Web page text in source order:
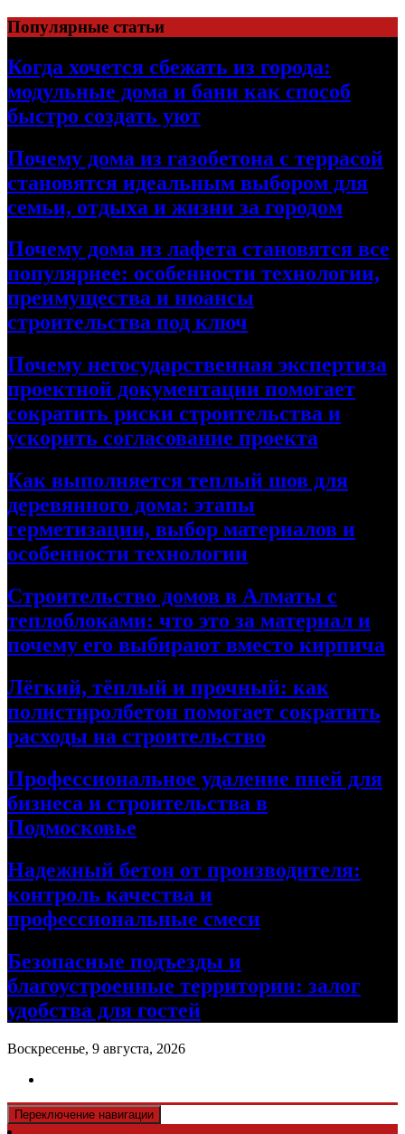
Перейти
к
содержимому
Популярные статьи
Когда хочется сбежать из города:
модульные дома и бани как способ
быстро создать уют
Почему дома из газобетона с террасой
становятся идеальным выбором для
семьи, отдыха и жизни за городом
Почему дома из лафета становятся все
популярнее: особенности технологии,
преимущества и нюансы
строительства под ключ
Почему негосударственная экспертиза
проектной документации помогает
сократить риски строительства и
ускорить согласование проекта
Как выполняется теплый шов для
деревянного дома: этапы
герметизации, выбор материалов и
особенности технологии
Строительство домов в Алматы с
теплоблоками: что это за материал и
почему его выбирают вместо кирпича
Лёгкий, тёплый и прочный: как
полистиролбетон помогает сократить
расходы на строительство
Профессиональное удаление пней для
бизнеса и строительства в
Подмосковье
Надежный бетон от производителя:
контроль качества и
профессиональные смеси
Безопасные подъезды и
благоустроенные территории: залог
удобства для гостей
Воскресенье, 9 августа, 2026
Переключение навигации